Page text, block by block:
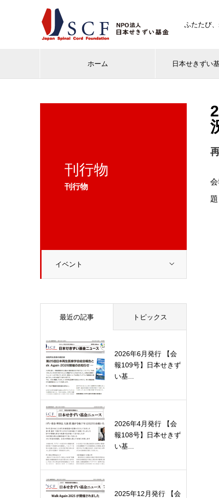
ふたたび
ホーム 日本せきずい
刊行物
刊行物
イベント
最近の記事 トピックス
2026年6月発行 【会
報109号】日本せきず
い基...
2026年4月発行 【会
報108号】日本せきず
い基...
2025年12月発行 【会